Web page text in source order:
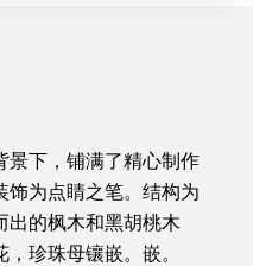
现代风格
古典风格
景下，铺满了精心制作
饰为点睛之笔。结构为
出的枫木和黑胡桃木
珍珠母镶嵌。嵌。